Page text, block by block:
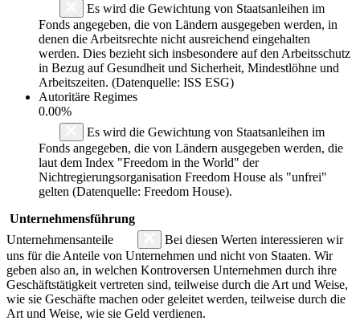
Es wird die Gewichtung von Staatsanleihen im
Fonds angegeben, die von Ländern ausgegeben werden, in
denen die Arbeitsrechte nicht ausreichend eingehalten
werden. Dies bezieht sich insbesondere auf den Arbeitsschutz
in Bezug auf Gesundheit und Sicherheit, Mindestlöhne und
Arbeitszeiten. (Datenquelle: ISS ESG)
Autoritäre Regimes
0.00%
Es wird die Gewichtung von Staatsanleihen im
Fonds angegeben, die von Ländern ausgegeben werden, die
laut dem Index "Freedom in the World" der
Nichtregierungsorganisation Freedom House als "unfrei"
gelten (Datenquelle: Freedom House).
Unternehmensführung
Unternehmensanteile
Bei diesen Werten interessieren wir
uns für die Anteile von Unternehmen und nicht von Staaten. Wir
geben also an, in welchen Kontroversen Unternehmen durch ihre
Geschäftstätigkeit vertreten sind, teilweise durch die Art und Weise,
wie sie Geschäfte machen oder geleitet werden, teilweise durch die
Art und Weise, wie sie Geld verdienen.